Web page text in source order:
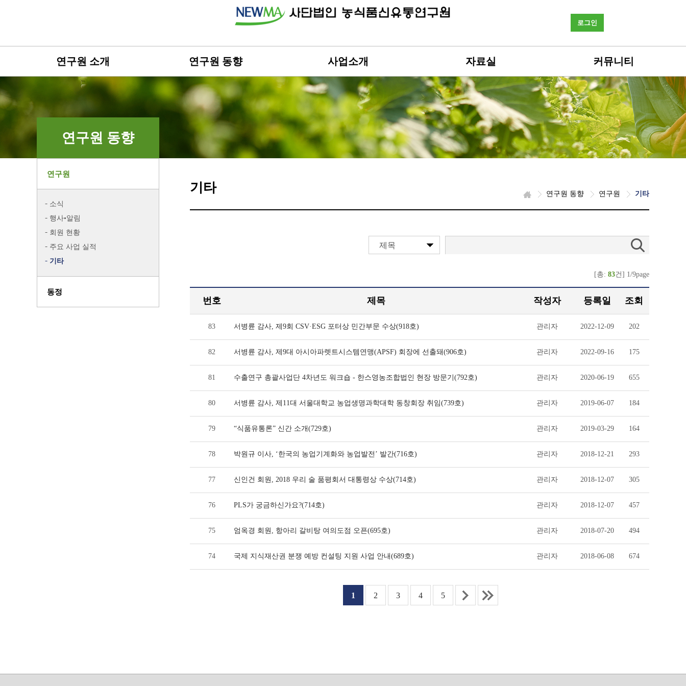
로그인
연구원 소개 연구원 동향 사업소개 자료실 커뮤니티
연구원 동향
연구원
소식
행사•알림
회원 현황
주요 사업 실적
기타
동정
기타 연구원 동향 연구원 기타
제목
[총: 83건] 1/9page
번호 제목 작성자 등록일 조회
83 서병륜 감사, 제9회 CSV·ESG 포터상 민간부문 수상(918호) 관리자 2022-12-09 202
82 서병륜 감사, 제9대 아시아파렛트시스템연맹(APSF) 회장에 선출돼(906호) 관리자 2022-09-16 175
81 수출연구 총괄사업단 4차년도 워크숍 - 한스영농조합법인 현장 방문기(792호) 관리자 2020-06-19 655
80 서병륜 감사, 제11대 서울대학교 농업생명과학대학 동창회장 취임(739호) 관리자 2019-06-07 184
79 “식품유통론” 신간 소개(729호) 관리자 2019-03-29 164
78 박원규 이사, ‘한국의 농업기계화와 농업발전’ 발간(716호) 관리자 2018-12-21 293
77 신인건 회원, 2018 우리 술 품평회서 대통령상 수상(714호) 관리자 2018-12-07 305
76 PLS가 궁금하신가요?(714호) 관리자 2018-12-07 457
75 엄옥경 회원, 항아리 갈비탕 여의도점 오픈(695호) 관리자 2018-07-20 494
74 국제 지식재산권 분쟁 예방 컨설팅 지원 사업 안내(689호) 관리자 2018-06-08 674
1 2 3 4 5